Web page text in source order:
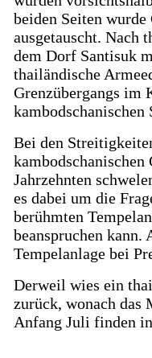
beiden Seiten
ausgetauscht. Nach
dem Dorf Santisuk
thailändische
Grenzübergangs im
Bei den
kambodschanischen
Jahrzehnten
es dabei um die
berühmten
beanspruchen
Tempelanlage bei
Derweil wies ein
zurück, wonach das
Anfang Juli finden